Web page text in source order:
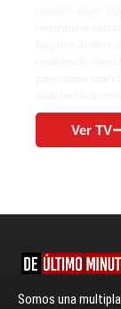
Ver TV
Somos una